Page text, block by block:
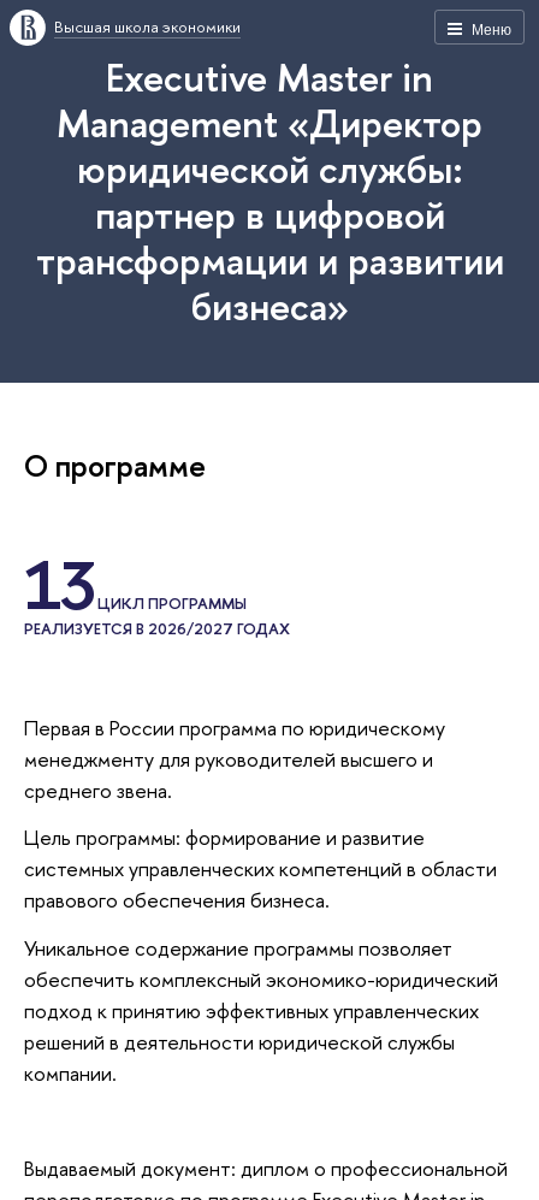
Меню
Высшая школа экономики
Executive Master in
Management «Директор
юридической службы:
партнер в цифровой
трансформации и развитии
бизнеса»
О программе
13ЦИКЛ ПРОГРАММЫ
РЕАЛИЗУЕТСЯ В 2026/2027 ГОДАХ
Первая в России программа по юридическому
менеджменту для руководителей высшего и
среднего звена.
Цель программы: формирование и развитие
системных управленческих компетенций в области
правового обеспечения бизнеса.
Уникальное содержание программы позволяет
обеспечить комплексный экономико-юридический
подход к принятию эффективных управленческих
решений в деятельности юридической службы
компании.
Выдаваемый документ: диплом о профессиональной